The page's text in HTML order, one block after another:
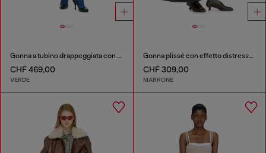
Gonna a tubino drappeggiata con spacco
CHF 469,00
VERDE
Gonna plissé con effetto distressed
CHF 309,00
MARRONE